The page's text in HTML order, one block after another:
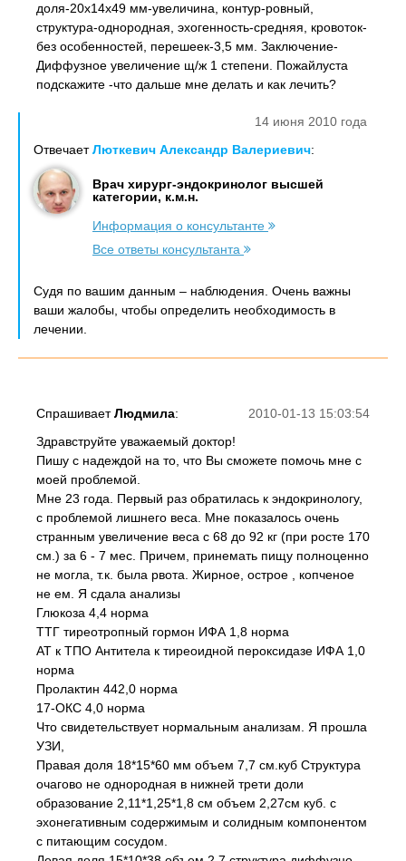
доля-20х14х49 мм-увеличина, контур-ровный,
структура-однородная, эхогенность-средняя, кровоток-
без особенностей, перешеек-3,5 мм. Заключение-
Диффузное увеличение щ/ж 1 степени. Пожайлуста
подскажите -что дальше мне делать и как лечить?
14 июня 2010 года
ОтвечаетЛюткевич Александр Валериевич:
Врач хирург-эндокринолог высшей
категории, к.м.н.
Информация о консультанте
Все ответы консультанта
Судя по вашим данным – наблюдения. Очень важны
ваши жалобы, чтобы определить необходимость в
лечении.
2010-01-13 15:03:54
СпрашиваетЛюдмила:
Здравструйте уважаемый доктор!
Пишу с надеждой на то, что Вы сможете помочь мне с
моей проблемой.
Мне 23 года. Первый раз обратилась к эндокринологу,
с проблемой лишнего веса. Мне показалось очень
странным увеличение веса с 68 до 92 кг (при росте 170
см.) за 6 - 7 мес. Причем, принемать пищу полноценно
не могла, т.к. была рвота. Жирное, острое , копченое
не ем. Я сдала анализы
Глюкоза 4,4 норма
ТТГ тиреотропный гормон ИФА 1,8 норма
АТ к ТПО Антитела к тиреоидной пероксидазе ИФА 1,0
норма
Пролактин 442,0 норма
17-ОКС 4,0 норма
Что свидетельствует нормальным анализам. Я прошла
УЗИ,
Правая доля 18*15*60 мм объем 7,7 см.куб Структура
очагово не однородная в нижней трети доли
образование 2,11*1,25*1,8 см объем 2,27см куб. с
эхонегативным содержимым и солидным компонентом
с питающим сосудом.